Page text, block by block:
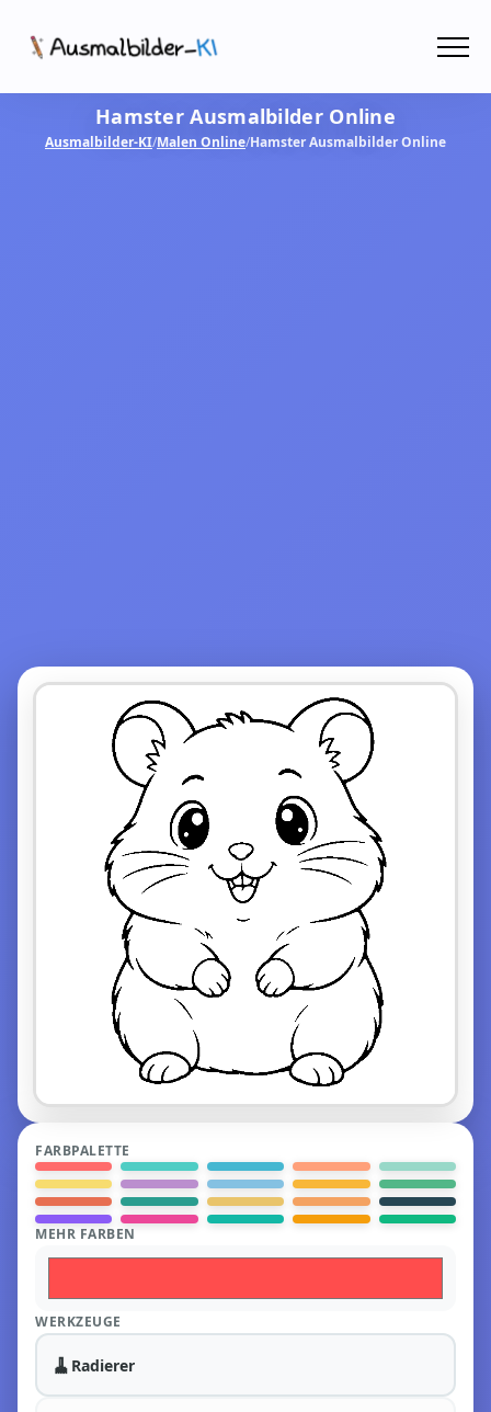
AusmalbilderHamster Ausmalbilder Online
Ausmalbilder-KI/Malen Online/Hamster Ausmalbilder Online
FARBPALETTE
MEHR FARBEN
WERKZEUGE
🧹 Radierer